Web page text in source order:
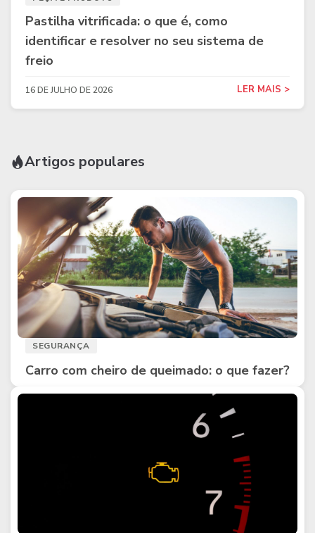
Pastilha vitrificada: o que é, como
identificar e resolver no seu sistema de
freio
16 DE JULHO DE 2026 LER MAIS >
Artigos populares
SEGURANÇA
Carro com cheiro de queimado: o que fazer?